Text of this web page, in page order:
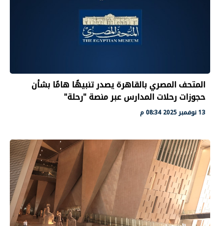
المتحف المصري بالقاهرة يصدر تنبيهًا هامًا بشأن
حجوزات رحلات المدارس عبر منصة "رحلة"
13 نوفمبر 2025 08:34 م